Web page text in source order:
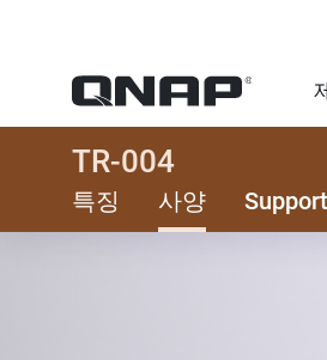
TR-004
특징 사양